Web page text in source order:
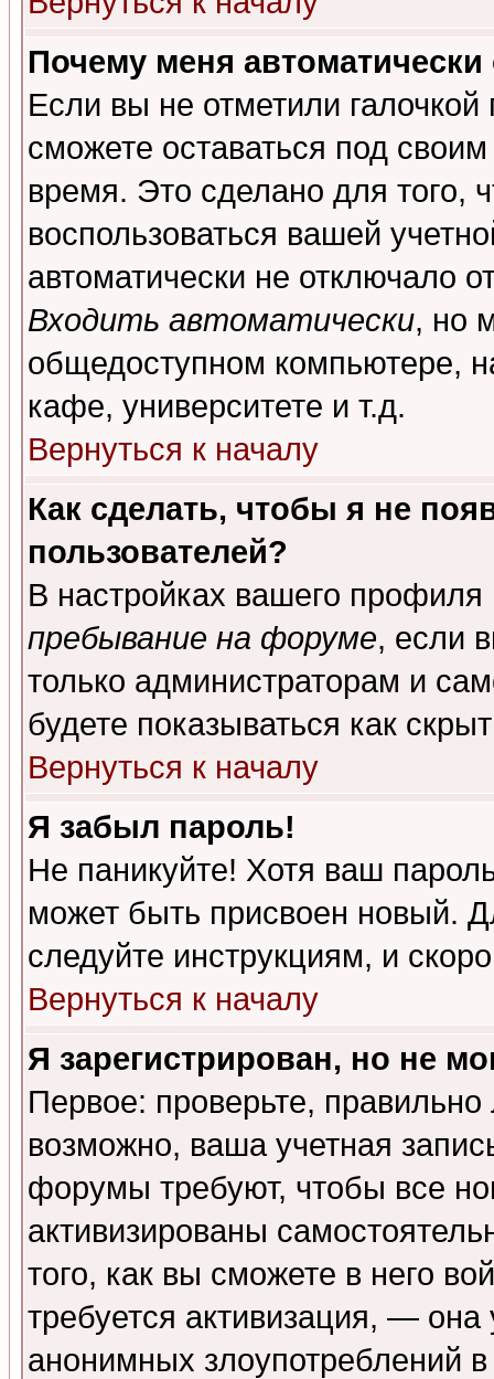
Почему меня автоматически
Если вы не отметили галочкой
сможете оставаться под
время. Это сделано для того,
воспользоваться вашей
автоматически не отключало
Входить автоматически, но
общедоступном компьютере,
кафе, университете и т.д.
Вернуться к началу
Как сделать, чтобы я не
пользователей?
В настройках вашего
пребывание на форуме, если
только администраторам и
будете показываться как
Вернуться к началу
Я забыл пароль!
Не паникуйте! Хотя ваш
может быть присвоен новый.
следуйте инструкциям, и
Вернуться к началу
Я зарегистрирован, но не
Первое: проверьте,
возможно, ваша учетная
форумы требуют, чтобы все
активизированы
того, как вы сможете в него
требуется активизация, —
анонимных злоупотреблений